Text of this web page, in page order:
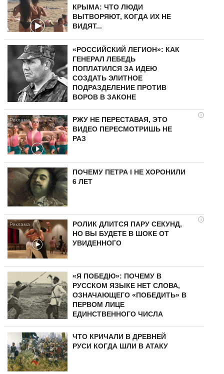
КРЫМА: ЧТО ЛЮДИ
ВЫТВОРЯЮТ, КОГДА ИХ НЕ
ВИДЯТ...
«РОССИЙСКИЙ ЛЕГИОН»: КАК
ГЕНЕРАЛ ЛЕБЕДЬ
ПОПЛАТИЛСЯ ЗА ИДЕЮ
СОЗДАТЬ ЭЛИТНОЕ
ПОДРАЗДЕЛЕНИЕ ПРОТИВ
ВОРОВ В ЗАКОНЕ
i
РЖУ НЕ ПЕРЕСТАВАЯ, ЭТО
ВИДЕО ПЕРЕСМОТРИШЬ НЕ
РАЗ
ПОЧЕМУ ПЕТРА I НЕ ХОРОНИЛИ
6 ЛЕТ
i
РОЛИК ДЛИТСЯ ПАРУ СЕКУНД,
НО ВЫ БУДЕТЕ В ШОКЕ ОТ
УВИДЕННОГО
«Я ПОБЕДЮ»: ПОЧЕМУ В
РУССКОМ ЯЗЫКЕ НЕТ СЛОВА,
ОЗНАЧАЮЩЕГО «ПОБЕДИТЬ» В
ПЕРВОМ ЛИЦЕ
ЕДИНСТВЕННОГО ЧИСЛА
ЧТО КРИЧАЛИ В ДРЕВНЕЙ
РУСИ КОГДА ШЛИ В АТАКУ